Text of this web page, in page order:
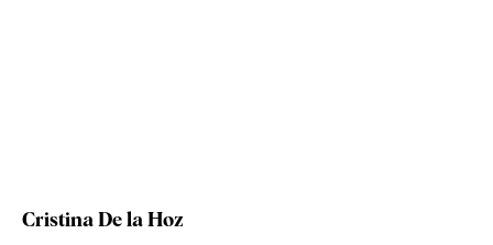
Cristina De la Hoz